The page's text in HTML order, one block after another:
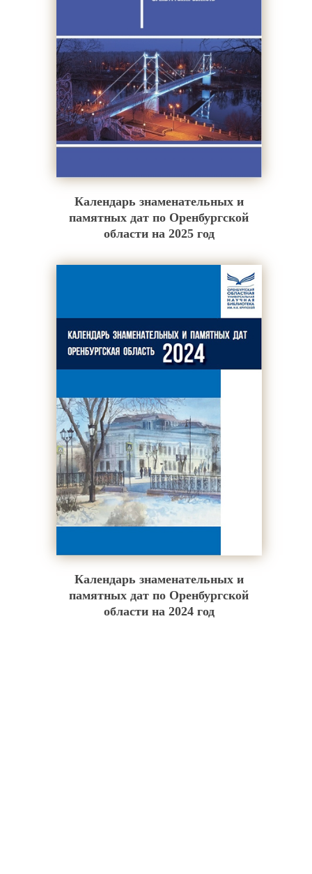
Календарь знаменательных и
памятных дат по Оренбургской
области на 2025 год
Календарь знаменательных и
памятных дат по Оренбургской
области на 2024 год